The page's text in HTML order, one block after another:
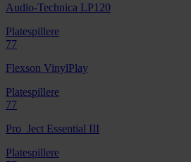
Audio-Technica LP120
Platespillere
77
Flexson VinylPlay
Platespillere
77
Pro_Ject Essential III
Platespillere